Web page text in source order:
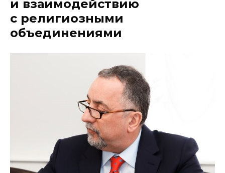
и взаимодействию
с религиозными
объединениями